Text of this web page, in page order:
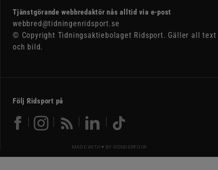
Tjänstgörande webbredaktör nås alltid via e-post
webbred@tidningenridsport.se
© Copyright Tidningsaktiebolaget Ridsport. Gäller all text
och bild.
Följ Ridsport på
MADE WITH ♥ BY WONDERFOUR